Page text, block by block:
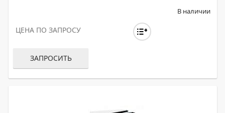
В наличии
ЦЕНА ПО ЗАПРОСУ
ЗАПРОСИТЬ